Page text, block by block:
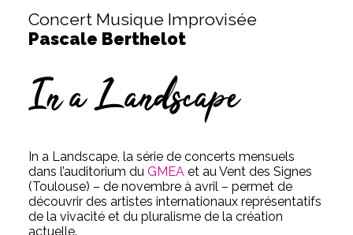
Concert Musique Improvisée
Pascale Berthelot
In a Landscape
In a Landscape, la série de concerts mensuels
dans l’auditorium duGMEA et au Vent des Signes
(Toulouse) – de novembre à avril – permet de
découvrir des artistes internationaux représentatifs
de la vivacité et du pluralisme de la création
actuelle.